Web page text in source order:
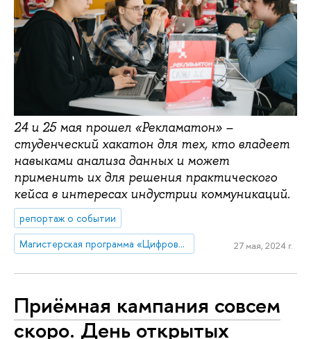
24 и 25 мая прошел «Рекламатон» –
студенческий хакатон для тех, кто владеет
навыками анализа данных и может
применить их для решения практического
кейса в интересах индустрии коммуникаций.
репортаж о событии
Магистерская программа «Цифровые коммуникации и продуктовая аналитика»
27 мая, 2024 г.
Приёмная кампания совсем
скоро. День открытых